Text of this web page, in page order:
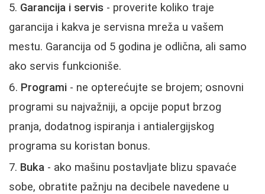
Garancija i servis - proverite koliko traje
garancija i kakva je servisna mreža u vašem
mestu. Garancija od 5 godina je odlična, ali samo
ako servis funkcioniše.
Programi - ne opterećujte se brojem; osnovni
programi su najvažniji, a opcije poput brzog
pranja, dodatnog ispiranja i antialergijskog
programa su koristan bonus.
Buka - ako mašinu postavljate blizu spavaće
sobe, obratite pažnju na decibele navedene u